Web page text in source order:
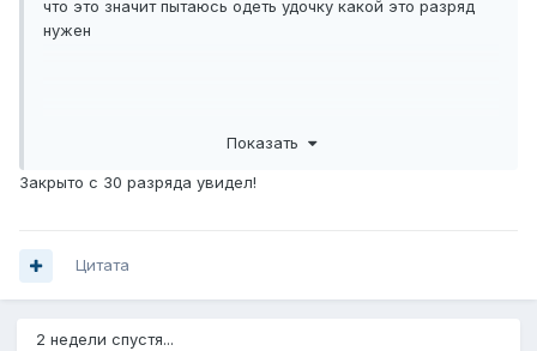
что это значит пытаюсь одеть удочку какой это разряд
нужен
Показать
Закрыто с 30 разряда увидел!
Цитата
2 недели спустя...